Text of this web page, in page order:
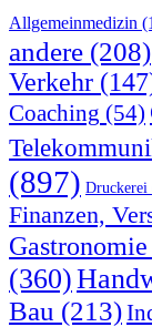
Allgemeinmedizin
andere (208)
Verkehr
Coaching (54)
(897) Druckerei
Finanzen,
Gastronomie
(360)
Bau (213)